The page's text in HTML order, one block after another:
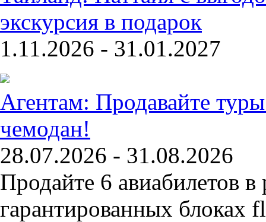
экскурсия в подарок
1.11.2026 - 31.01.2027
Агентам: Продавайте
чемодан!
28.07.2026 - 31.08.2026
Продайте 6 авиабилетов
гарантированных